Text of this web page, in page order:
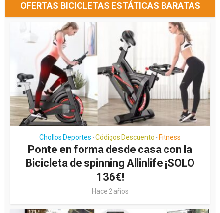
OFERTAS BICICLETAS ESTÁTICAS BARATAS
Chollos Deportes • Códigos Descuento • Fitness
Ponte en forma desde casa con la
Bicicleta de spinning Allinlife ¡SOLO
136€!
Hace 2 años